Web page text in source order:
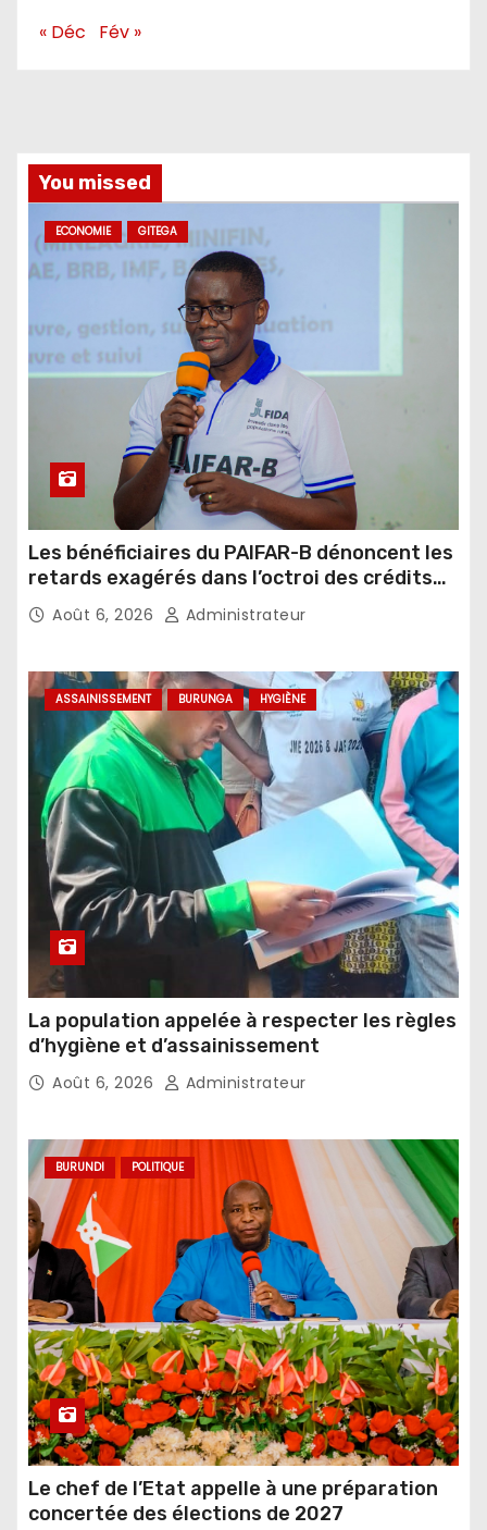
« Déc Fév »
You missed
ECONOMIE GITEGA
Les bénéficiaires du PAIFAR-B dénoncent les
retards exagérés dans l’octroi des crédits
agricoles
Août 6, 2026 Administrateur
ASSAINISSEMENT BURUNGA HYGIÈNE
La population appelée à respecter les règles
d’hygiène et d’assainissement
Août 6, 2026 Administrateur
BURUNDI POLITIQUE
Le chef de l’Etat appelle à une préparation
concertée des élections de 2027